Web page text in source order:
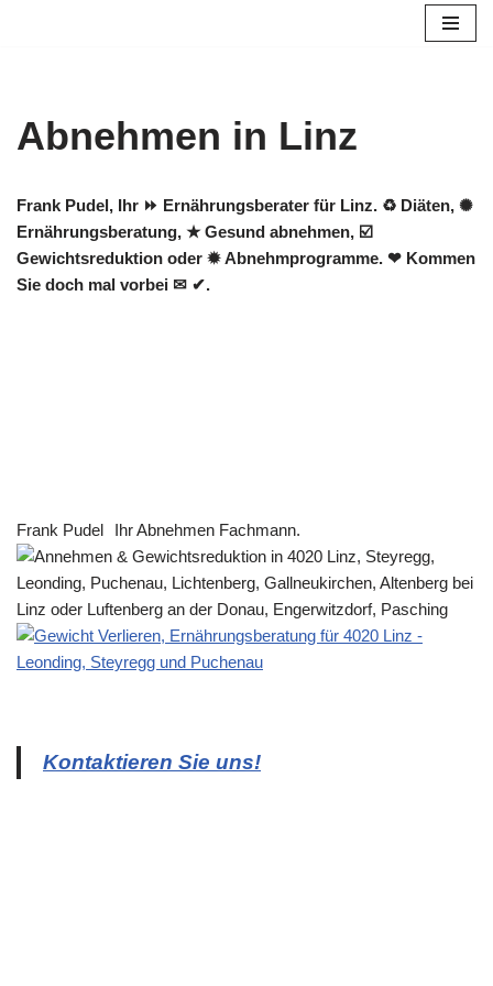
Abnehmen in Linz
Frank Pudel, Ihr ⏩ Ernährungsberater für Linz. ♻ Diäten, ✺
Ernährungsberatung, ★ Gesund abnehmen, ☑️
Gewichtsreduktion oder ✹ Abnehmprogramme. ❤ Kommen
Sie doch mal vorbei ✉ ✔.
Frank Pudel Ihr Abnehmen Fachmann.
Kontaktieren Sie uns!